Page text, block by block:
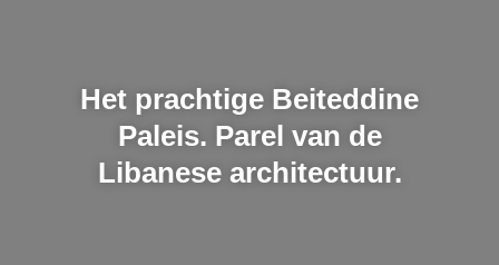
Het prachtige Beiteddine
Paleis. Parel van de
Libanese architectuur.